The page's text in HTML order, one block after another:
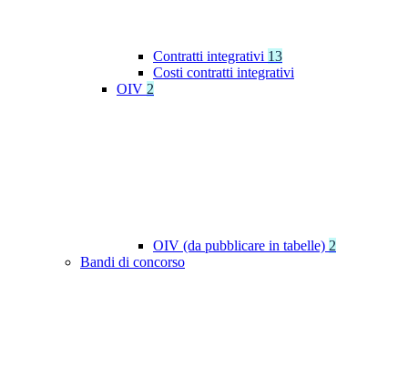
Contratti integrativi 13
Costi contratti integrativi
OIV 2
OIV (da pubblicare in tabelle) 2
Bandi di concorso